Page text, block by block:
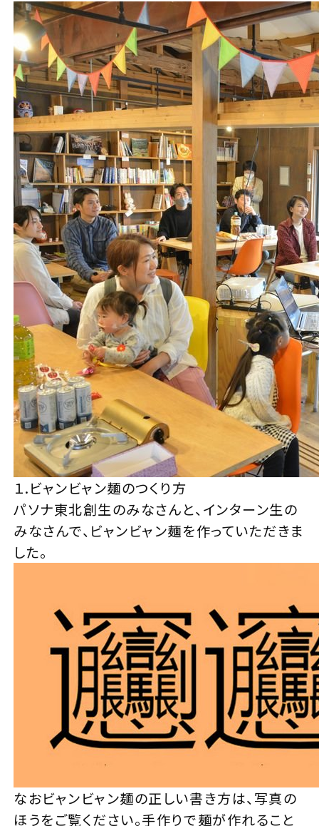
１.ビャンビャン麺のつくり方
パソナ東北創生のみなさんと、インターン生の
みなさんで、ビャンビャン麺を作っていただきま
した。
なおビャンビャン麺の正しい書き方は、写真の
ほうをご覧ください。手作りで麺が作れること